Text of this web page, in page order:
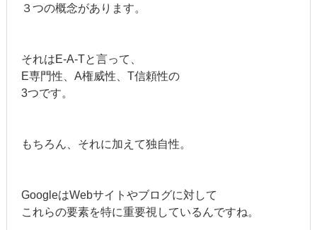
３つの概念があります。
それはE-A-Tと言って、
E専門性、A権威性、T信頼性の
3つです。
もちろん、それに加えて独自性。
GoogleはWebサイトやブログに対して
これらの要素を特に重要視しているんですね。